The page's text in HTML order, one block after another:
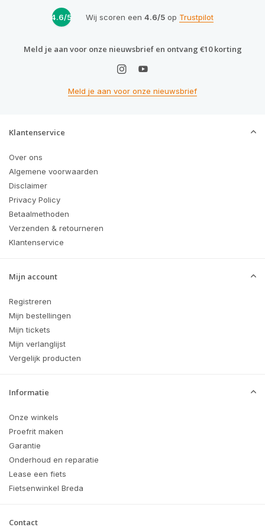
4.6/5 Wij scoren een 4.6/5op Trustpilot
Meld je aan voor onze nieuwsbrief en ontvang €10 korting
Meld je aan voor onze nieuwsbrief
Klantenservice
Over ons
Algemene voorwaarden
Disclaimer
Privacy Policy
Betaalmethoden
Verzenden & retourneren
Klantenservice
Mijn account
Registreren
Mijn bestellingen
Mijn tickets
Mijn verlanglijst
Vergelijk producten
Informatie
Onze winkels
Proefrit maken
Garantie
Onderhoud en reparatie
Lease een fiets
Fietsenwinkel Breda
Contact